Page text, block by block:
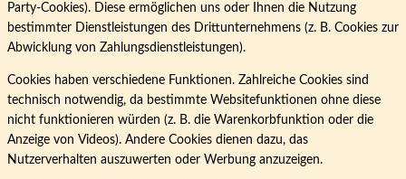
Party-Cookies). Diese ermöglichen uns oder Ihnen die Nutzung
bestimmter Dienstleistungen des Drittunternehmens (z. B. Cookies zur
Abwicklung von Zahlungsdienstleistungen).
Cookies haben verschiedene Funktionen. Zahlreiche Cookies sind
technisch notwendig, da bestimmte Websitefunktionen ohne diese
nicht funktionieren würden (z. B. die Warenkorbfunktion oder die
Anzeige von Videos). Andere Cookies dienen dazu, das
Nutzerverhalten auszuwerten oder Werbung anzuzeigen.